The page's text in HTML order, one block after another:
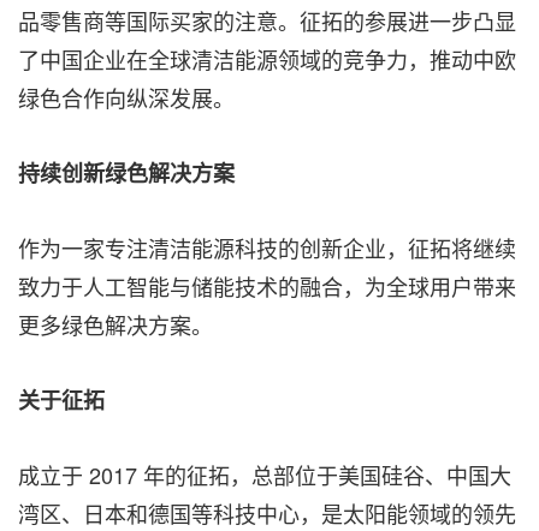
品零售商等国际买家的注意。征拓的参展进一步凸显
了中国企业在全球清洁能源领域的竞争力，推动中欧
绿色合作向纵深发展。
持续创新绿色解决方案
作为一家专注清洁能源科技的创新企业，征拓将继续
致力于人工智能与储能技术的融合，为全球用户带来
更多绿色解决方案。
关于征拓
成立于 2017 年的征拓，总部位于美国硅谷、中国大
湾区、日本和德国等科技中心，是太阳能领域的领先